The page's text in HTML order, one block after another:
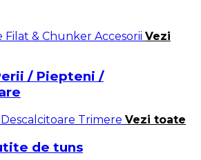
Filat & Chunker Accesorii Vezi
/ Piepteni /
Descalcitoare Trimere Vezi toate
de tuns